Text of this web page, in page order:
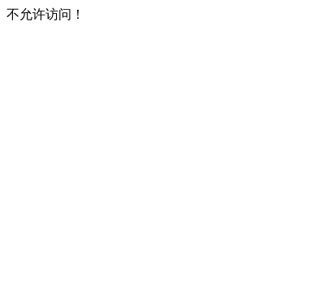
不允许访问！